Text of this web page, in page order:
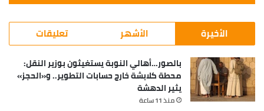
الأخيرة الأشهر تعليقات
بالصور…أهالي النوبة يستغيثون بوزير النقل:
محطة كلابشة خارج حسابات التطوير.. و«الحجز»
يثير الدهشة
منذ 11 ساعة